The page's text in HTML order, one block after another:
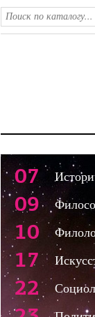
07
09
10
17
22